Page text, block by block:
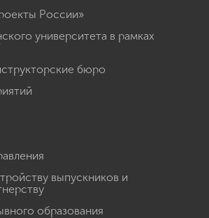
России»
университета в рамках
бюро
выпускников и
образования